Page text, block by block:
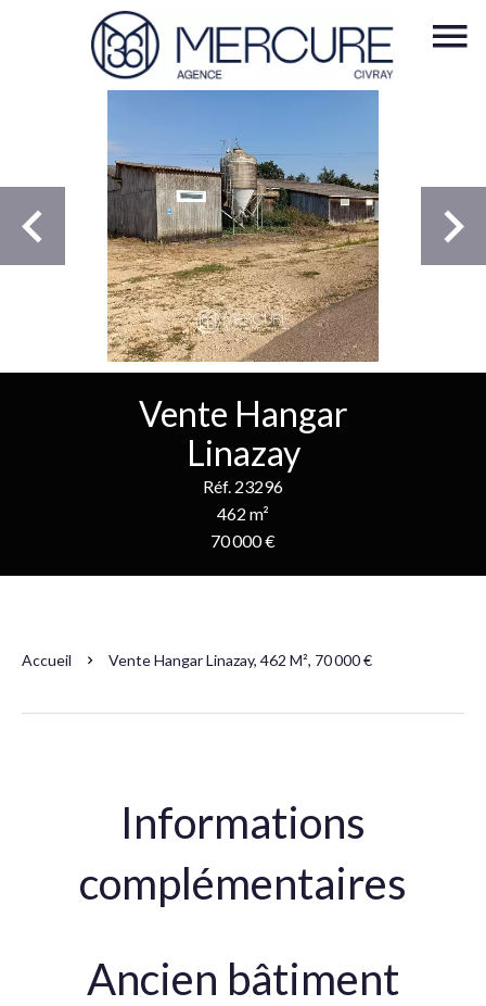
Vente Hangar
Linazay
Réf. 23296
462 m²
70 000 €
Accueil Vente Hangar Linazay, 462 M², 70 000 €
Informations
complémentaires
Ancien bâtiment